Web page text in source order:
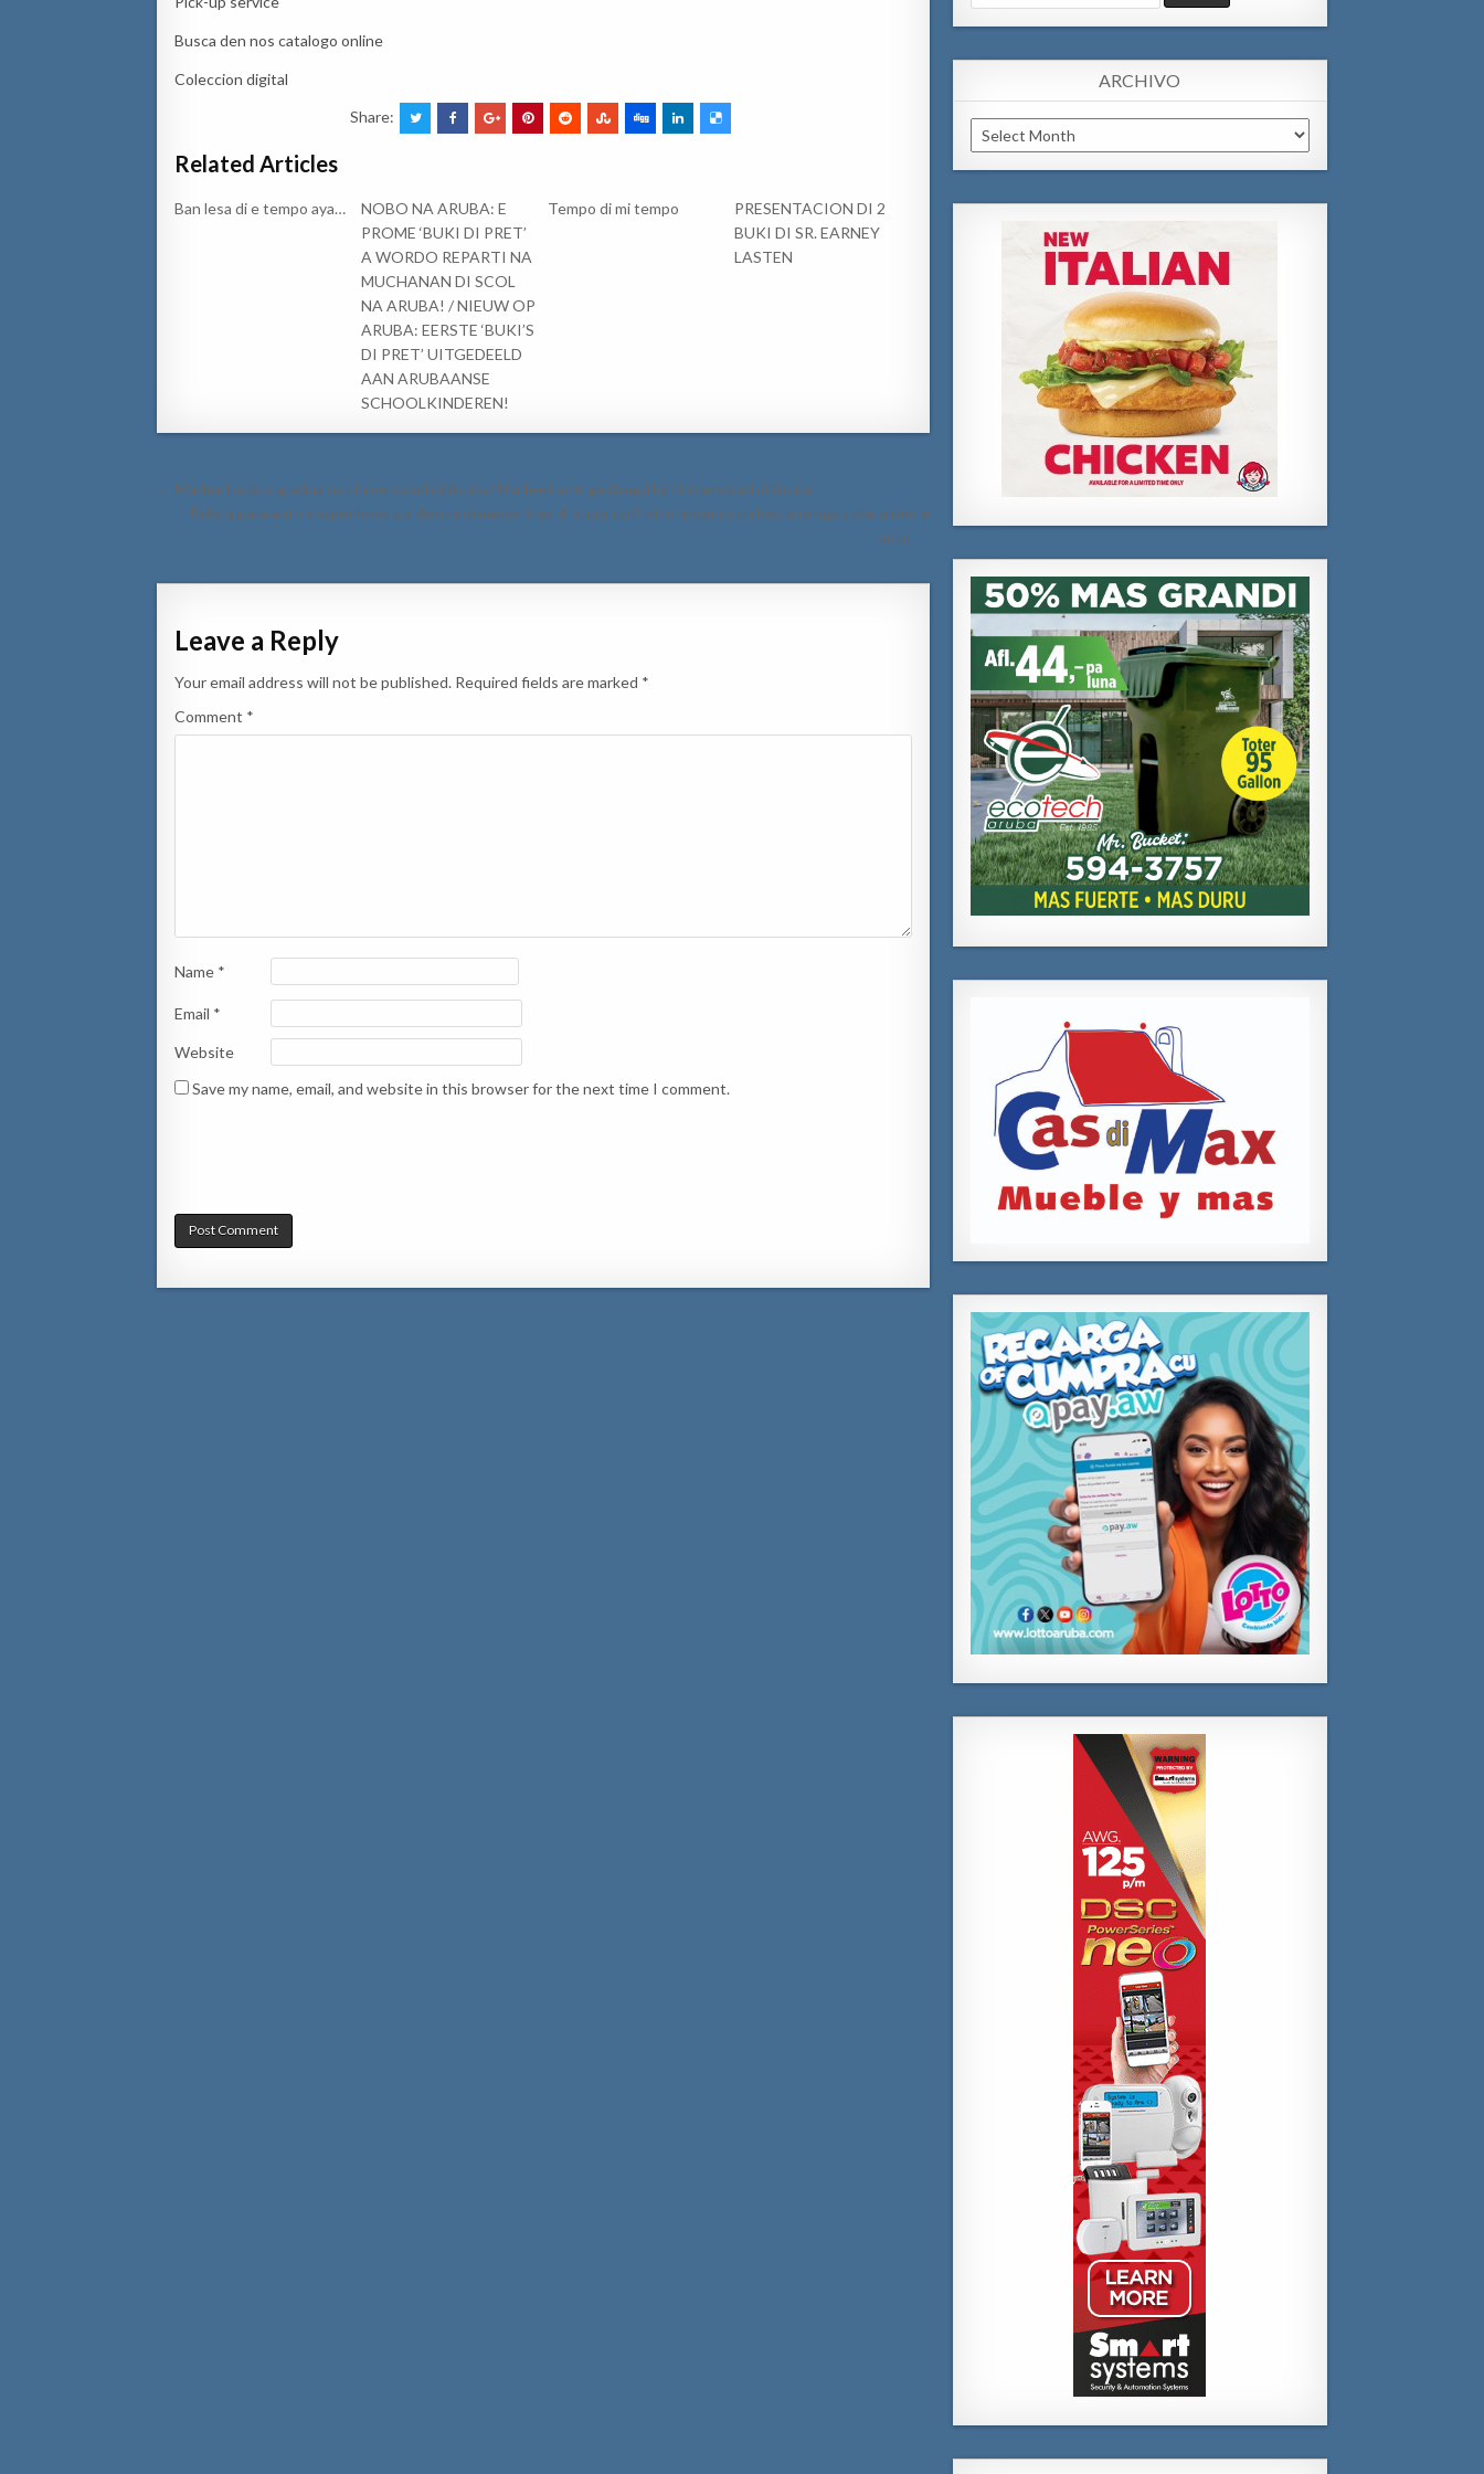
Busca den nos catalogo online
Coleccion digital
Share:
Related Articles
Ban lesa di e tempo aya…
NOBO NA ARUBA: E
PROME ‘BUKI DI PRET’
A WORDO REPARTI NA
MUCHANAN DI SCOL
NA ARUBA! / NIEUW OP
ARUBA: EERSTE ‘BUKI’S
DI PRET’ UITGEDEELD
AAN ARUBAANSE
SCHOOLKINDEREN!
Tempo di mi tempo
PRESENTACION DI 2
BUKI DI SR. EARNEY
LASTEN
Post
navigation
← Marlee Lacle a gradua na Universidad di Aruba/ Marlee Lacle geslaagd bij Universidad di Aruba
Polis a para auto sospechoso y a descubri menor tras di stuur cu 2 otro hoben y cu basta droga y placa den e
auto →
Leave a Reply
Your email address will not be published. Required fields are marked *
Comment *
Name *
Email *
Website
Save my name, email, and website in this browser for the next time I comment.
for:
ARCHIVO
Archivo